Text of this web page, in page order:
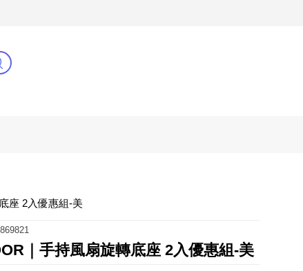
座 2入優惠組-美
｜手持風扇旋轉底座 2入優惠組-美